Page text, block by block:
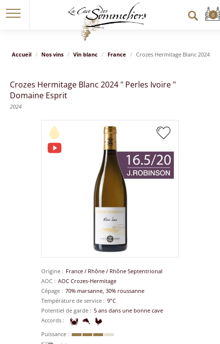
Accueil Nos vins Vin blanc France Crozes Hermitage Blanc 2024 "
Crozes Hermitage Blanc 2024 " Perles Ivoire "
Domaine Esprit
2024
Origine France / Rhône / Rhône Septentrional
AOC
AOC Crozes-Hermitage
Cépage
70% marsanne, 30% roussanne
Température de service
9°C
Potentiel de garde
5 ans dans une bonne cave
Accords
Puissance